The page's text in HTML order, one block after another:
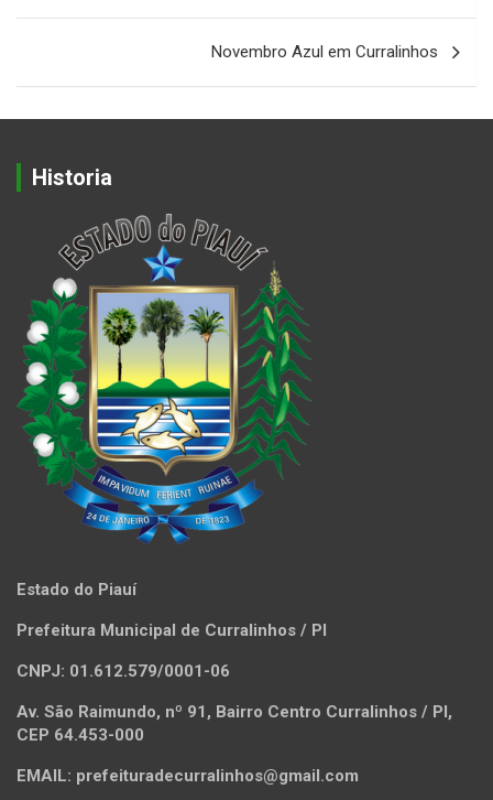
Post
Novembro Azul em Curralinhos
Historia
Estado do Piauí
Prefeitura Municipal de Curralinhos / PI
CNPJ: 01.612.579/0001-06
Av. São Raimundo, nº 91, Bairro Centro Curralinhos / PI,
CEP 64.453-000
EMAIL: prefeituradecurralinhos@gmail.com